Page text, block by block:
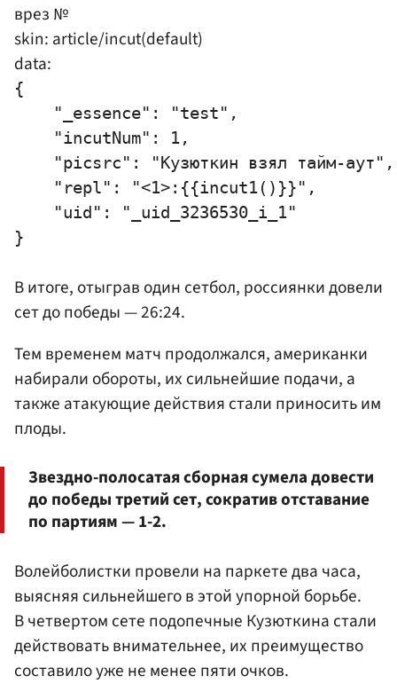
врез №
skin: article/incut(default)
data:
{
    "_essence": "test",
    "incutNum": 1,
    "picsrc": "Кузюткин взял тайм-аут",
    "repl": "<1>:{{incut1()}}",
    "uid": "_uid_3236530_i_1"
В итоге, отыграв один сетбол, россиянки довели
сет до победы — 26:24.
Тем временем матч продолжался, американки
набирали обороты, их сильнейшие подачи, а
также атакующие действия стали приносить им
плоды.
Звездно-полосатая сборная сумела довести
до победы третий сет, сократив отставание
по партиям — 1-2.
Волейболистки провели на паркете два часа,
выясняя сильнейшего в этой упорной борьбе.
В четвертом сете подопечные Кузюткина стали
действовать внимательнее, их преимущество
составило уже не менее пяти очков.